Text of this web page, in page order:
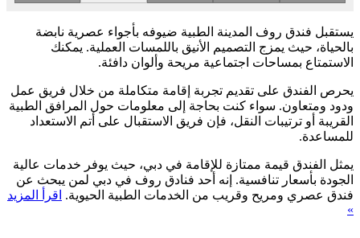
يستقبل فندق روف المدينة الطبية ضيوفه بأجواء عصرية نابضة
بالحياة، حيث يمزج التصميم الأنيق باللمسات العملية. يمكنك
الاستمتاع بمساحات اجتماعية مريحة وألوان دافئة.
يحرص الفندق على تقديم تجربة إقامة متكاملة من خلال فريق عمل
ودود ومتعاون. سواء كنت بحاجة إلى معلومات حول المرافق الطبية
القريبة أو ترتيبات النقل، فإن فريق الاستقبال على أتم الاستعداد
للمساعدة.
يمثل الفندق قيمة ممتازة للإقامة في دبي، حيث يوفر خدمات عالية
الجودة بأسعار تنافسية. إنه أحد فنادق روف في دبي لمن يبحث عن
فندق عصري ومريح وقريب من الخدمات الطبية الحيوية. اقرأ المزيد
»